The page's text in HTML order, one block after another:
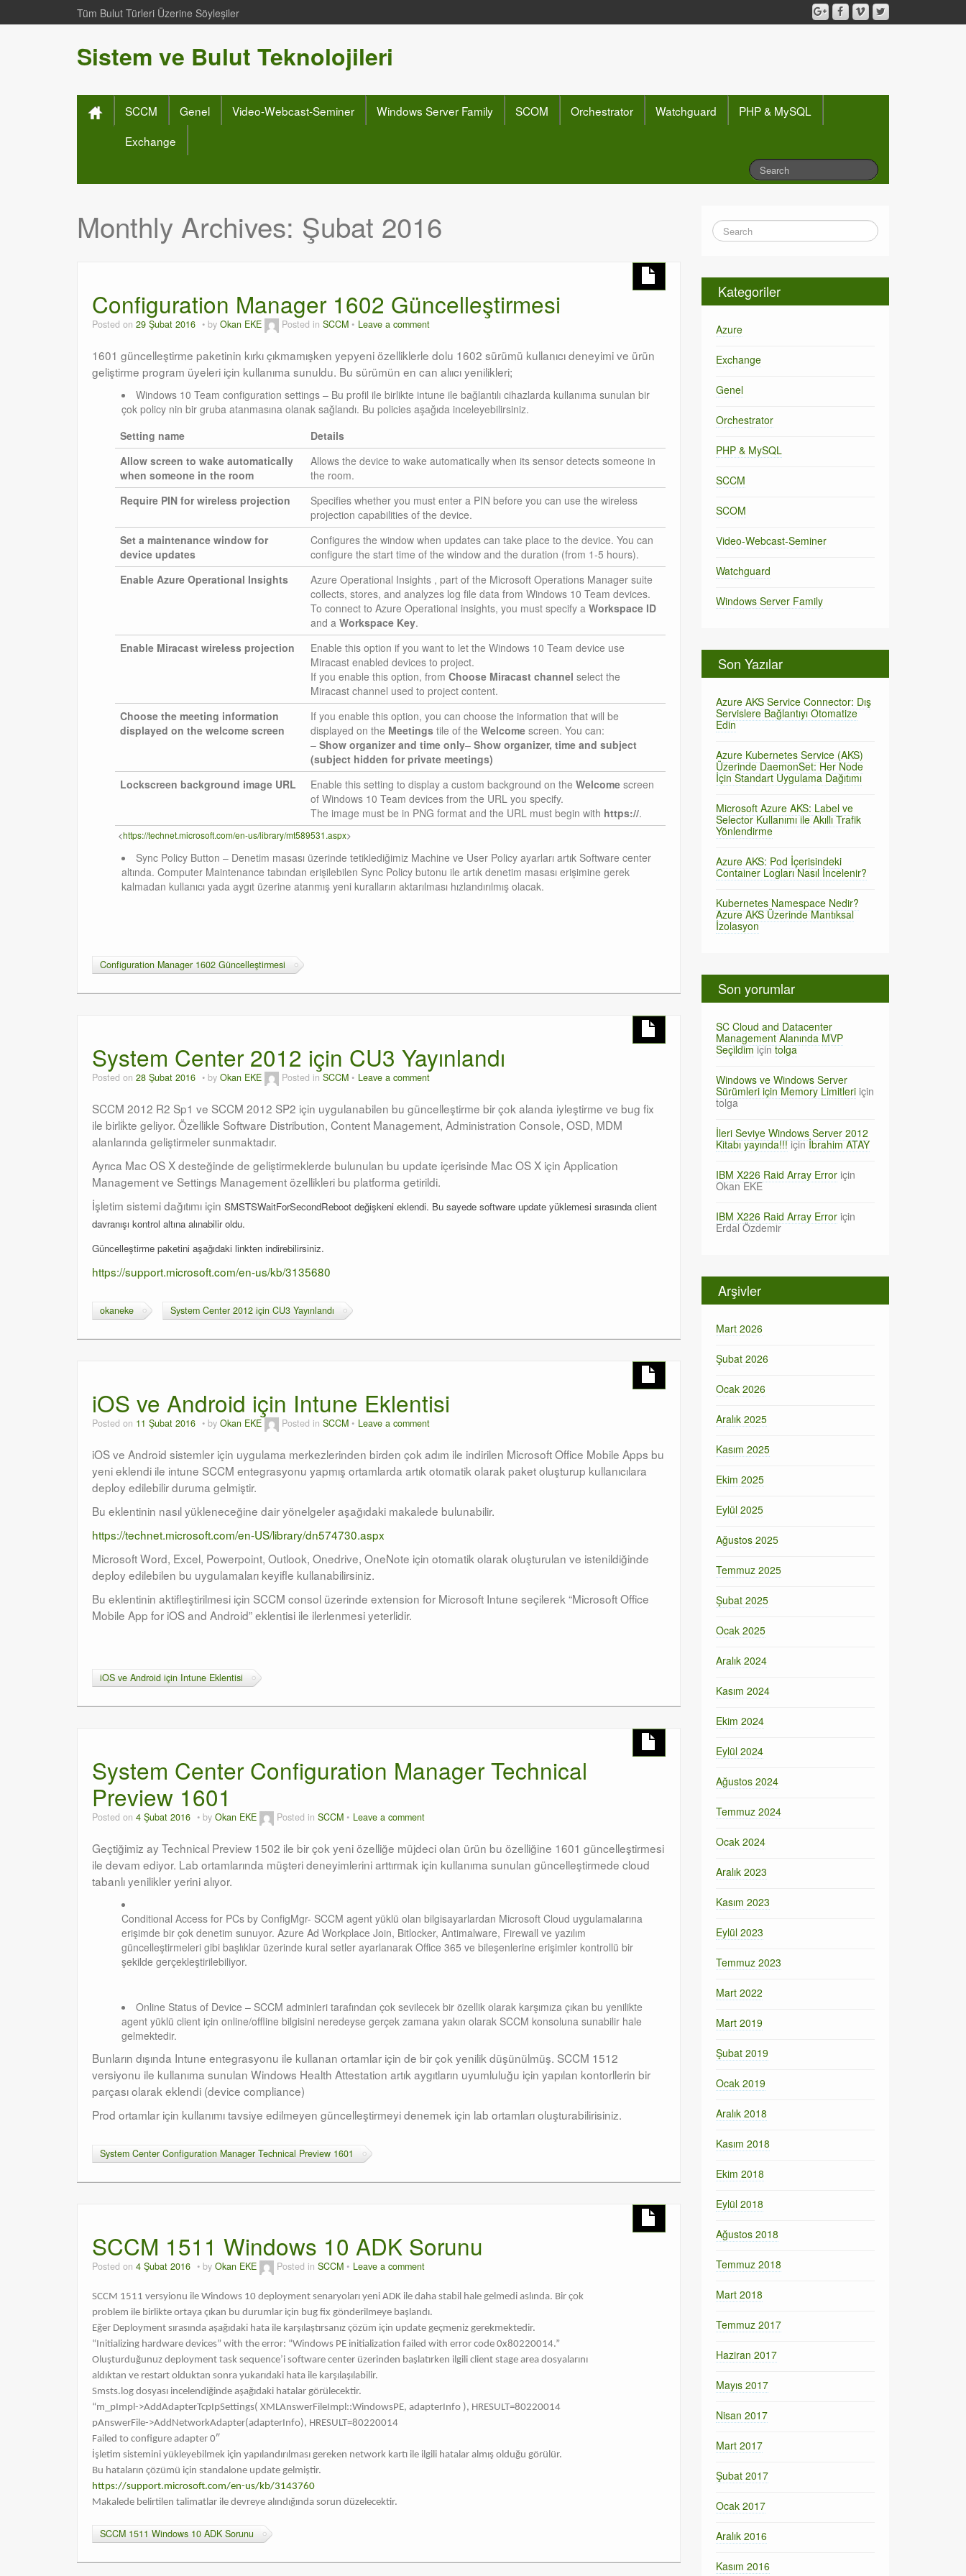
Tüm Bulut Türleri Üzerine Söyleşiler
Sistem ve Bulut Teknolojileri
SCCM Genel Video-Webcast-Seminer Windows Server Family SCOM Orchestrator Watchguard
PHP & MySQL
Exchange
Monthly Archives: Şubat 2016
Configuration Manager 1602 Güncelleştirmesi
Posted on 29 Şubat 2016 by Okan EKE Posted in SCCM Leave a comment
1601 güncelleştirme paketinin kırkı çıkmamışken yepyeni özelliklerle dolu 1602 sürümü kullanıcı deneyimi ve ürün
geliştirme program üyeleri için kullanıma sunuldu. Bu sürümün en can alııcı yenilikleri;
Windows 10 Team configuration settings – Bu profil ile birlikte intune ile bağlantılı cihazlarda kullanıma sunulan bir
çok policy nin bir gruba atanmasına olanak sağlandı. Bu policies aşağıda inceleyebilirsiniz.
Setting name
Details
Allow screen to wake automatically
when someone in the room
Allows the device to wake automatically when its sensor detects someone in
the room.
Require PIN for wireless projection
Specifies whether you must enter a PIN before you can use the wireless
projection capabilities of the device.
Set a maintenance window for
device updates
Configures the window when updates can take place to the device. You can
configure the start time of the window and the duration (from 1-5 hours).
Enable Azure Operational Insights
Azure Operational Insights , part of the Microsoft Operations Manager suite
collects, stores, and analyzes log file data from Windows 10 Team devices.
To connect to Azure Operational insights, you must specify a Workspace ID
and a Workspace Key.
Enable Miracast wireless projection
Enable this option if you want to let the Windows 10 Team device use
Miracast enabled devices to project.
If you enable this option, from Choose Miracast channel select the
Miracast channel used to project content.
Choose the meeting information
displayed on the welcome screen
If you enable this option, you can choose the information that will be
displayed on the Meetings tile of the Welcome screen. You can:
– Show organizer and time only– Show organizer, time and subject
(subject hidden for private meetings)
Lockscreen background image URL
Enable this setting to display a custom background on the Welcome screen
of Windows 10 Team devices from the URL you specify.
The image must be in PNG format and the URL must begin with https://.
<https://technet.microsoft.com/en-us/library/mt589531.aspx>
Sync Policy Button – Denetim masası üzerinde tetiklediğimiz Machine ve User Policy ayarları artık Software center
altında. Computer Maintenance tabından erişilebilen Sync Policy butonu ile artık denetim masası erişimine gerek
kalmadan kullanıcı yada aygıt üzerine atanmış yeni kuralların aktarılması hızlandırılmış olacak.
Configuration Manager 1602 Güncelleştirmesi
System Center 2012 için CU3 Yayınlandı
Posted on 28 Şubat 2016 by Okan EKE Posted in SCCM Leave a comment
SCCM 2012 R2 Sp1 ve SCCM 2012 SP2 için uygulanabilen bu güncelleştirme bir çok alanda iyleştirme ve bug fix
ile birlikte geliyor. Özellikle Software Distribution, Content Management, Administration Console, OSD, MDM
alanlarında geliştirmeler sunmaktadır.
Ayrıca Mac OS X desteğinde de geliştirmeklerde bulunulan bu update içerisinde Mac OS X için Application
Management ve Settings Management özellikleri bu platforma getirildi.
İşletim sistemi dağıtımı için SMSTSWaitForSecondReboot değişkeni eklendi. Bu sayede software update yüklemesi sırasında client
davranışı kontrol altına alınabilir oldu.
Güncelleştirme paketini aşağıdaki linkten indirebilirsiniz.
https://support.microsoft.com/en-us/kb/3135680
okaneke System Center 2012 için CU3 Yayınlandı
iOS ve Android için Intune Eklentisi
Posted on 11 Şubat 2016 by Okan EKE Posted in SCCM Leave a comment
iOS ve Android sistemler için uygulama merkezlerinden birden çok adım ile indirilen Microsoft Office Mobile Apps bu
yeni eklendi ile intune SCCM entegrasyonu yapmış ortamlarda artık otomatik olarak paket oluşturup kullanıcılara
deploy edilebilir duruma gelmiştir.
Bu eklentinin nasıl yükleneceğine dair yönelgeler aşağıdaki makalede bulunabilir.
https://technet.microsoft.com/en-US/library/dn574730.aspx
Microsoft Word, Excel, Powerpoint, Outlook, Onedrive, OneNote için otomatik olarak oluşturulan ve istenildiğinde
deploy edilebilen bu uygulamaları keyifle kullanabilirsiniz.
Bu eklentinin aktifleştirilmesi için SCCM consol üzerinde extension for Microsoft Intune seçilerek “Microsoft Office
Mobile App for iOS and Android” eklentisi ile ilerlenmesi yeterlidir.
iOS ve Android için Intune Eklentisi
System Center Configuration Manager Technical
Preview 1601
Posted on 4 Şubat 2016 by Okan EKE Posted in SCCM Leave a comment
Geçtiğimiz ay Technical Preview 1502 ile bir çok yeni özelliğe müjdeci olan ürün bu özelliğine 1601 güncelleştirmesi
ile devam ediyor. Lab ortamlarında müşteri deneyimlerini arttırmak için kullanıma sunulan güncelleştirmede cloud
tabanlı yenilikler yerini alıyor.
Conditional Access for PCs by ConfigMgr- SCCM agent yüklü olan bilgisayarlardan Microsoft Cloud uygulamalarına
erişimde bir çok denetim sunuyor. Azure Ad Workplace Join, Bitlocker, Antimalware, Firewall ve yazılım
güncelleştirmeleri gibi başlıklar üzerinde kural setler ayarlanarak Office 365 ve bileşenlerine erişimler kontrollü bir
şekilde gerçekleştirilebiliyor.
Online Status of Device – SCCM adminleri tarafından çok sevilecek bir özellik olarak karşımıza çıkan bu yenilikte
agent yüklü client için online/offline bilgisini neredeyse gerçek zamana yakın olarak SCCM konsoluna sunabilir hale
gelmektedir.
Bunların dışında Intune entegrasyonu ile kullanan ortamlar için de bir çok yenilik düşünülmüş. SCCM 1512
versiyonu ile kullanıma sunulan Windows Health Attestation artık aygıtların uyumluluğu için yapılan kontorllerin bir
parçası olarak eklendi (device compliance)
Prod ortamlar için kullanımı tavsiye edilmeyen güncelleştirmeyi denemek için lab ortamları oluşturabilirisiniz.
System Center Configuration Manager Technical Preview 1601
SCCM 1511 Windows 10 ADK Sorunu
Posted on 4 Şubat 2016 by Okan EKE Posted in SCCM Leave a comment
SCCM 1511 versyionu ile Windows 10 deployment senaryoları yeni ADK ile daha stabil hale gelmedi aslında. Bir çok
problem ile birlikte ortaya çıkan bu durumlar için bug fix gönderilmeye başlandı.
Eğer Deployment sırasında aşağıdaki hata ile karşılaştırsanız çözüm için update geçmeniz gerekmektedir.
“Initializing hardware devices” with the error: “Windows PE initialization failed with error code 0x80220014.”
Oluşturduğunuz deployment task sequence’i software center üzerinden başlatırken ilgili client stage area dosyalarını
aldıktan ve restart olduktan sonra yukarıdaki hata ile karşılaşılabilir.
Smsts.log dosyası incelendiğinde aşağıdaki hatalar görülecektir.
“m_pImpl->AddAdapterTcpIpSettings( XMLAnswerFileImpl::WindowsPE, adapterInfo ), HRESULT=80220014
pAnswerFile->AddNetworkAdapter(adapterInfo), HRESULT=80220014
Failed to configure adapter 0″
İşletim sistemini yükleyebilmek için yapılandırılması gereken network kartı ile ilgili hatalar almış olduğu görülür.
Bu hataların çözümü için standalone update gelmiştir.
https://support.microsoft.com/en-us/kb/3143760
Makalede belirtilen talimatlar ile devreye alındığında sorun düzelecektir.
SCCM 1511 Windows 10 ADK Sorunu
Kategoriler
Azure
Exchange
Genel
Orchestrator
PHP & MySQL
SCCM
SCOM
Video-Webcast-Seminer
Watchguard
Windows Server Family
Son Yazılar
Azure AKS Service Connector: Dış
Servislere Bağlantıyı Otomatize
Edin
Azure Kubernetes Service (AKS)
Üzerinde DaemonSet: Her Node
İçin Standart Uygulama Dağıtımı
Microsoft Azure AKS: Label ve
Selector Kullanımı ile Akıllı Trafik
Yönlendirme
Azure AKS: Pod İçerisindeki
Container Logları Nasıl İncelenir?
Kubernetes Namespace Nedir?
Azure AKS Üzerinde Mantıksal
İzolasyon
Son yorumlar
SC Cloud and Datacenter
Management Alanında MVP
Seçildimiçintolga
Windows ve Windows Server
Sürümleri için Memory Limitleri için
tolga
İleri Seviye Windows Server 2012
Kitabı yayında!!!içinİbrahim ATAY
IBM X226 Raid Array Error için
Okan EKE
IBM X226 Raid Array Error için
Erdal Özdemir
Arşivler
Mart 2026
Şubat 2026
Ocak 2026
Aralık 2025
Kasım 2025
Ekim 2025
Eylül 2025
Ağustos 2025
Temmuz 2025
Şubat 2025
Ocak 2025
Aralık 2024
Kasım 2024
Ekim 2024
Eylül 2024
Ağustos 2024
Temmuz 2024
Ocak 2024
Aralık 2023
Kasım 2023
Eylül 2023
Temmuz 2023
Mart 2022
Mart 2019
Şubat 2019
Ocak 2019
Aralık 2018
Kasım 2018
Ekim 2018
Eylül 2018
Ağustos 2018
Temmuz 2018
Mart 2018
Temmuz 2017
Haziran 2017
Mayıs 2017
Nisan 2017
Mart 2017
Şubat 2017
Ocak 2017
Aralık 2016
Kasım 2016